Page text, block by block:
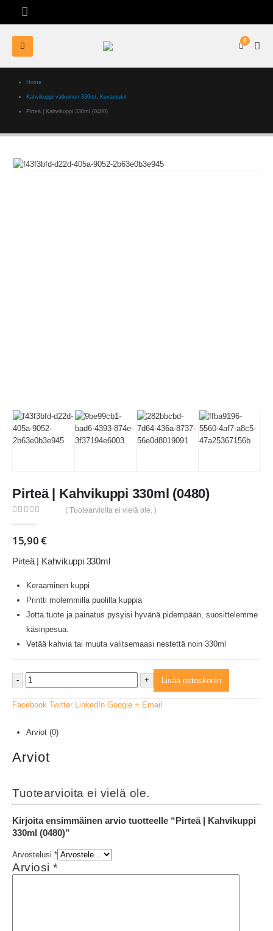
0
Home
Kahvikuppi valkoinen 330ml , Kuvamukit
Pirteä | Kahvikuppi 330ml (0480)
Pirteä | Kahvikuppi 330ml (0480)
( Tuotearvioita ei vielä ole. )
15,90€
Pirteä | Kahvikuppi 330ml
Keraaminen kuppi
Printti molemmilla puolilla kuppia
Jotta tuote ja painatus pysyisi hyvänä pidempään, suosittelemme
käsinpesua.
Vetää kahvia tai muuta valitsemaasi nestettä noin 330ml
- + Lisää ostoskoriin
Facebook Twitter LinkedIn Google + Email
Arviot (0)
Arviot
Tuotearvioita ei vielä ole.
Kirjoita ensimmäinen arvio tuotteelle “Pirteä | Kahvikuppi
330ml (0480)”
Arvostelusi *
Arviosi *